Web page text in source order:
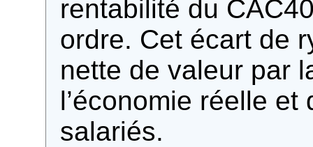
rentabilité du
ordre. Cet écart de
nette de valeur par
l’économie réelle
salariés.